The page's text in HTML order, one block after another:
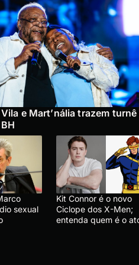
e Mart’nália trazem turnê
sexual
Kit Connor é o novo
Ciclope dos X-Men;
entenda quem é o